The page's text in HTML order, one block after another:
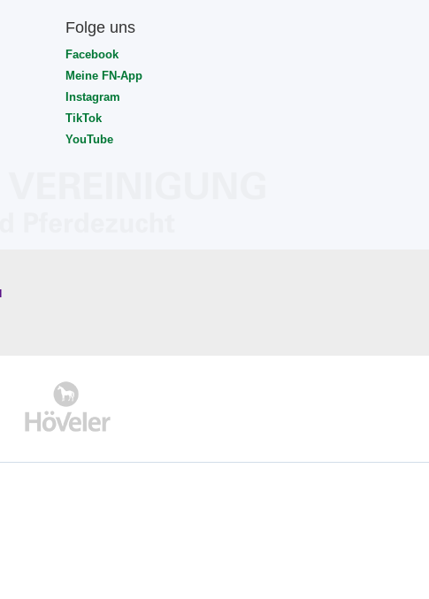
Folge uns
Facebook
Meine FN-App
Instagram
TikTok
YouTube